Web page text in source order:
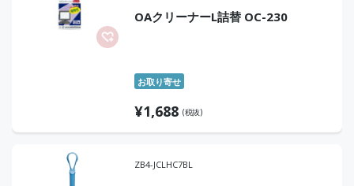
OAクリーナーL詰替 OC-230
お取り寄せ
¥1,688 (税抜)
ZB4-JCLHC7BL